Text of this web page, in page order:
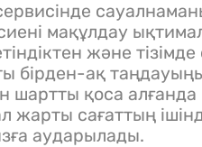
мақұлдау
және
бірден-ақ
шартты қоса
жарты сағаттың
аударылады.